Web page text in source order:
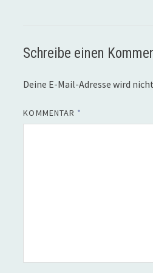
Schreibe einen
Deine E-Mail-Adresse wird
KOMMENTAR *